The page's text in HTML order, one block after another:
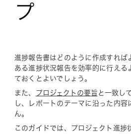
プ
進捗報告書はどのように作成すれば
ある進捗状況報告を効率的に行える
ておくとよいでしょう。
また、 プロジェクトの要旨 と一致し
し、レポートのテーマに沿った内容
ん。
このガイドでは、プロジェクト進捗